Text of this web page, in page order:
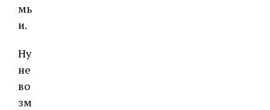
мь
и.
Ну
не
во
зм